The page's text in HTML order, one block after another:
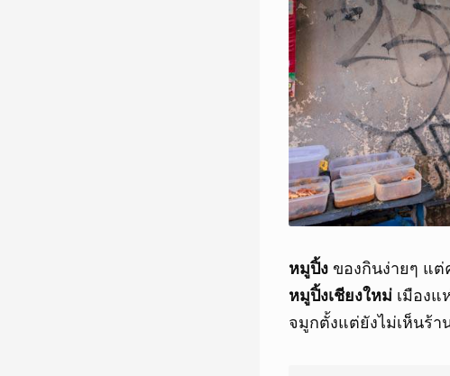
หมูปิ้ง ของกินง่ายๆ แ
หมูปิ้งเชียงใหม่ เมืองแ
จมูกตั้งแต่ยังไม่เห็นร้า